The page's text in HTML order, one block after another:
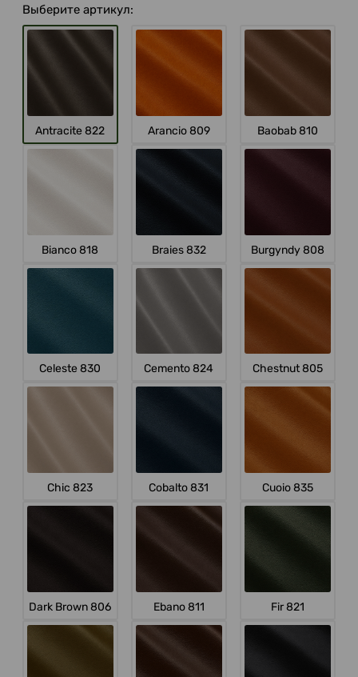
Выберите артикул:
Antracite 822 Arancio 809 Baobab 810
Bianco 818 Braies 832 Burgyndy 808
Celeste 830 Cemento 824 Chestnut 805
Chic 823 Cobalto 831 Cuoio 835
Dark Brown 806 Ebano 811 Fir 821